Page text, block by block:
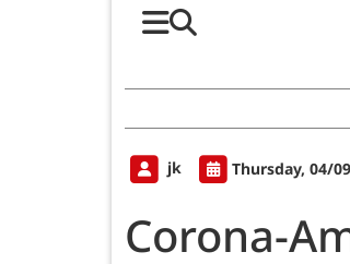
jk Thursday, 04/
Corona-